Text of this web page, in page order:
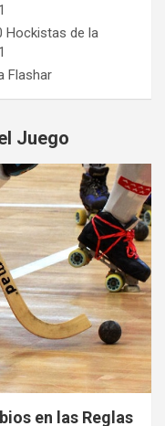
Hockistas de la
Flashar
Juego
en las Reglas